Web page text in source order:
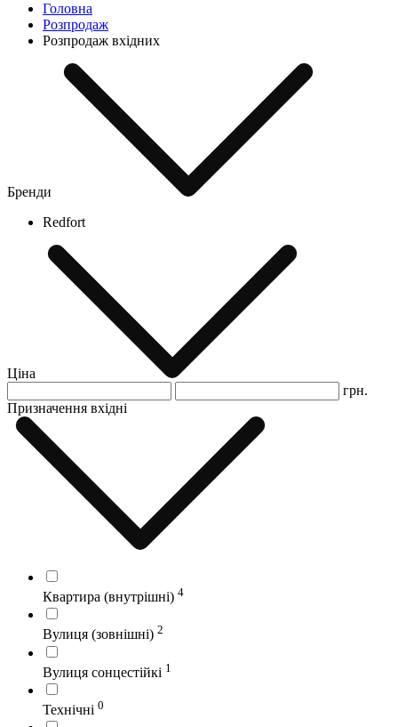
Головна
Розпродаж
Розпродаж вхідних
Бренди
Redfort
Ціна
грн.
Призначення вхідні
Квартира (внутрішні) 4
Вулиця (зовнішні) 2
Вулиця сонцестійкі 1
Технічні 0